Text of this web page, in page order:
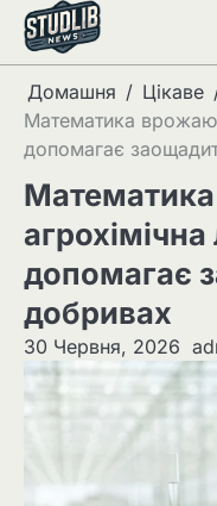
Перейти
вмісту
Домашня
Цікаве
Математика
допомагає
допомагає
добривах
30 Червня, 2026